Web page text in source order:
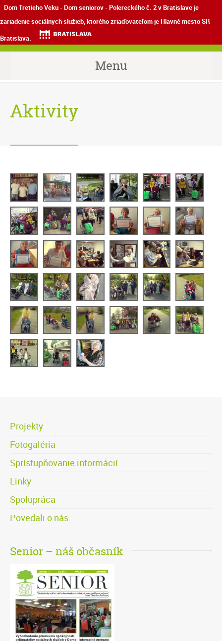
Dom Tretieho Veku - Dom seniorov - Polereckého č. 2 v Bratislave je
zariadenie sociálnych služieb, ktorého zriaďovateľom je Hlavné mesto SR
Bratislava.
Menu
Aktivity
Projekty
Fotogaléria
Sprístupňovanie informácií
Linky
Spolupráca
Povedali o nás
Senior – náš občasník